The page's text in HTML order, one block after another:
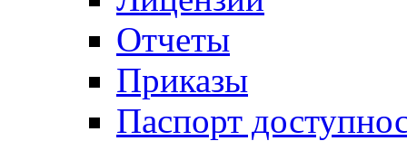
Отчеты
Приказы
Паспорт